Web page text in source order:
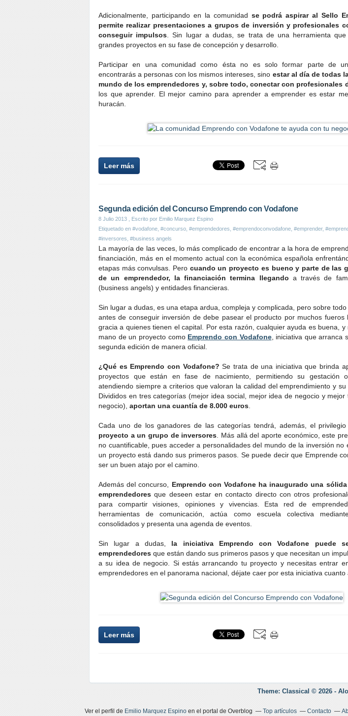
Adicionalmente, participando en la comunidad se podrá aspirar al Sello
permite realizar presentaciones a grupos de inversión y profesionales
conseguir impulsos . Sin lugar a dudas, se trata de una herramienta
grandes proyectos en su fase de concepción y desarrollo.
Participar en una comunidad como ésta no es solo formar parte de
encontrarás a personas con los mismos intereses, sino estar al día de todas
mundo de los emprendedores y, sobre todo, conectar con profesionales
los que aprender. El mejor camino para aprender a emprender es estar
huracán.
Leer más
Segunda edición del Concurso Emprendo con Vodafone
8 Julio 2013 , Escrito por Emilio Marquez Espino
Etiquetado en #vodafone #concurso #emprendedores #emprendoconvodafone #emprender,
#inversores #business angels
La mayoría de las veces, lo más complicado de encontrar a la hora de
financiación, más en el momento actual con la económica española
etapas más convulsas. Pero cuando un proyecto es bueno y parte de las
de un emprendedor, la financiación termina llegando a través de
(business angels) y entidades financieras.
Sin lugar a dudas, es una etapa ardua, compleja y complicada, pero sobre
antes de conseguir inversión de debe pasear el producto por muchos fueros
gracia a quienes tienen el capital. Por esta razón, cualquier ayuda es buena, y
mano de un proyecto como Emprendo con Vodafone, iniciativa que arranca
segunda edición de manera oficial.
¿Qué es Emprendo con Vodafone? Se trata de una iniciativa que brinda
proyectos que están en fase de nacimiento, permitiendo su gestación
atendiendo siempre a criterios que valoran la calidad del emprendimiento y su
Divididos en tres categorías (mejor idea social, mejor idea de negocio y mejor
negocio), aportan una cuantía de 8.000 euros
Cada uno de los ganadores de las categorías tendrá, además, el
proyecto a un grupo de inversores . Más allá del aporte económico, este
no cuantificable, pues acceder a personalidades del mundo de la inversión no
un proyecto está dando sus primeros pasos. Se puede decir que Emprende
ser un buen atajo por el camino.
Además del concurso, Emprendo con Vodafone ha inaugurado una
emprendedores que deseen estar en contacto directo con otros
para compartir visiones, opiniones y vivencias. Esta red de
herramientas de comunicación, actúa como escuela colectiva
consolidados y presenta una agenda de eventos.
Sin lugar a dudas, la iniciativa Emprendo con Vodafone puede
emprendedores que están dando sus primeros pasos y que necesitan un
a su idea de negocio. Si estás arrancando tu proyecto y necesitas entrar
emprendedores en el panorama nacional, déjate caer por esta iniciativa cuanto
Leer más
Theme: Classical © 2026 -
Ver el perfil de Emilio Marquez Espinoen el portal de Overblog Top artículos Contacto